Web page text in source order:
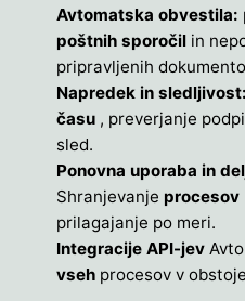
Avtomatska obvestila:
poštnih sporočil in
pripravljenih
Napredek in
času , preverjanje
sled.
Ponovna uporaba in
Shranjevanje procesov
prilagajanje po meri.
Integracije API-jev
vseh procesov v